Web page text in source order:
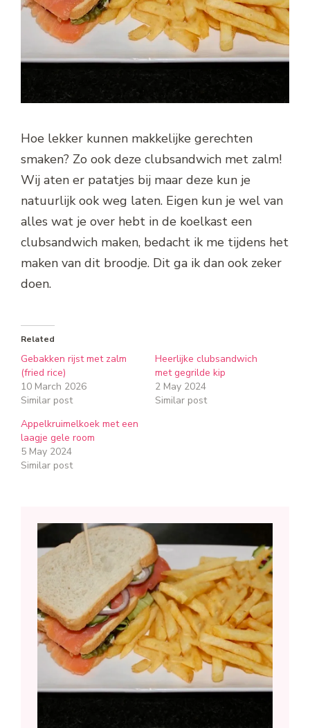
Hoe lekker kunnen makkelijke gerechten
smaken? Zo ook deze clubsandwich met zalm!
Wij aten er patatjes bij maar deze kun je
natuurlijk ook weg laten. Eigen kun je wel van
alles wat je over hebt in de koelkast een
clubsandwich maken, bedacht ik me tijdens het
maken van dit broodje. Dit ga ik dan ook zeker
doen.
Related
Gebakken rijst met zalm
(fried rice)
10 March 2026
Similar post
Heerlijke clubsandwich
met gegrilde kip
2 May 2024
Similar post
Appelkruimelkoek met een
laagje gele room
5 May 2024
Similar post